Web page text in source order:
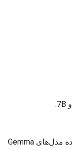
این صفحه، نسخه‌های منتشر شده برای خانواده مدل‌های Gemma